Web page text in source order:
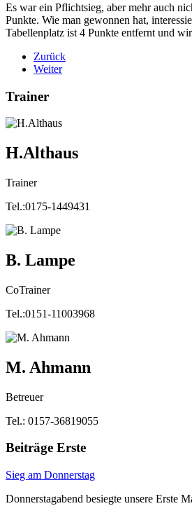
Es war ein Pflichtsieg, aber mehr auch
Punkte. Wie man gewonnen hat,
Tabellenplatz ist 4 Punkte entfernt und
Zurück
Weiter
Trainer
H.Althaus
Trainer
Tel.:0175-1449431
B. Lampe
CoTrainer
Tel.:0151-11003968
M. Ahmann
Betreuer
Tel.: 0157-36819055
Beiträge Erste
Sieg am Donnerstag
Donnerstagabend besiegte unsere Erste